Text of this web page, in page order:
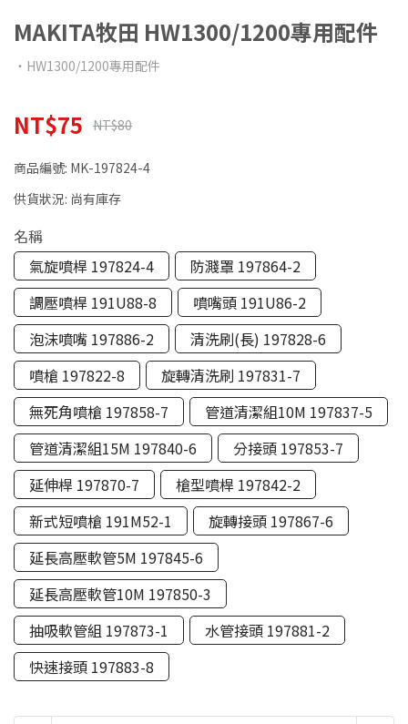
MAKITA牧田 HW1300/1200專用配件
‧HW1300/1200專用配件
NT$75 NT$80
商品編號: MK-197824-4
供貨狀況: 尚有庫存
名稱
氣旋噴桿 197824-4
防濺罩 197864-2
調壓噴桿 191U88-8
噴嘴頭 191U86-2
泡沫噴嘴 197886-2
清洗刷(長) 197828-6
噴槍 197822-8
旋轉清洗刷 197831-7
無死角噴槍 197858-7
管道清潔組10M 197837-5
管道清潔組15M 197840-6
分接頭 197853-7
延伸桿 197870-7
槍型噴桿 197842-2
新式短噴槍 191M52-1
旋轉接頭 197867-6
延長高壓軟管5M 197845-6
延長高壓軟管10M 197850-3
抽吸軟管組 197873-1
水管接頭 197881-2
快速接頭 197883-8